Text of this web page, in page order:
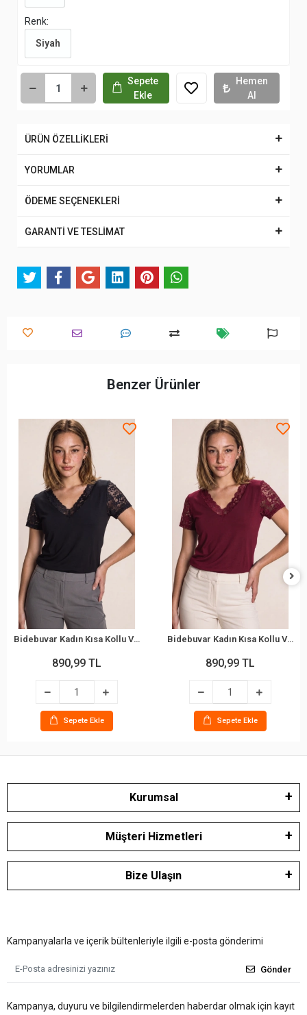
Renk:
Siyah
Sepete
Ekle
Hemen
Al
ÜRÜN ÖZELLİKLERİ
YORUMLAR
ÖDEME SEÇENEKLERİ
GARANTİ VE TESLİMAT
Benzer Ürünler
Bidebuvar Kadın Kısa Kollu V Yakalı Dantelli Viskon Bluz
890,99 TL
Sepete Ekle
Bidebuvar Kadın Kısa Kollu V Yakalı Dantelli Viskon Bluz
890,99 TL
Sepete Ekle
Kurumsal
Müşteri Hizmetleri
Bize Ulaşın
Kampanyalarla ve içerik bültenleriyle ilgili e-posta gönderimi
Gönder
Kampanya, duyuru ve bilgilendirmelerden haberdar olmak için kayıt